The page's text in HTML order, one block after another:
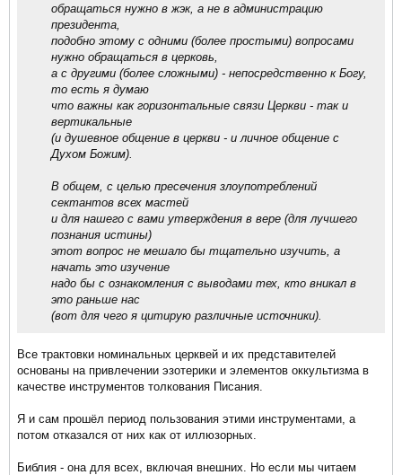
обращаться нужно в жэк, а не в администрацию
президента,
подобно этому с одними (более простыми) вопросами
нужно обращаться в церковь,
а с другими (более сложными) - непосредственно к Богу,
то есть я думаю
что важны как горизонтальные связи Церкви - так и
вертикальные
(и душевное общение в церкви - и личное общение с
Духом Божим).
В общем, с целью пресечения злоупотреблений
сектантов всех мастей
и для нашего с вами утверждения в вере (для лучшего
познания истины)
этот вопрос не мешало бы тщательно изучить, а
начать это изучение
надо бы с ознакомления с выводами тех, кто вникал в
это раньше нас
(вот для чего я цитирую различные источники).
Все трактовки номинальных церквей и их представителей
основаны на привлечении эзотерики и элементов оккультизма в
качестве инструментов толкования Писания.
Я и сам прошёл период пользования этими инструментами, а
потом отказался от них как от иллюзорных.
Библия - она для всех, включая внешних. Но если мы читаем